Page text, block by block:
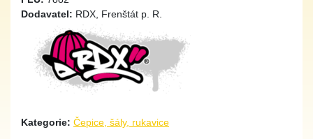
Dodavatel: RDX, Frenštát p. R.
Kategorie: Čepice, šály, rukavice